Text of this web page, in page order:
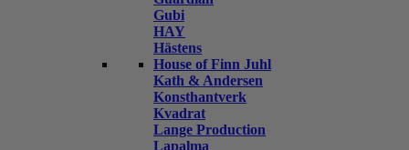
Gubi
HAY
Hästens
House of Finn Juhl
Kath & Andersen
Konsthantverk
Kvadrat
Lange Production
Lapalma